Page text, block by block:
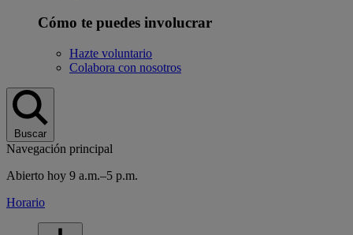
Cómo te puedes involucrar
Hazte voluntario
Colabora con nosotros
Buscar
Navegación principal
Abierto hoy 9 a.m.–5 p.m.
Horario